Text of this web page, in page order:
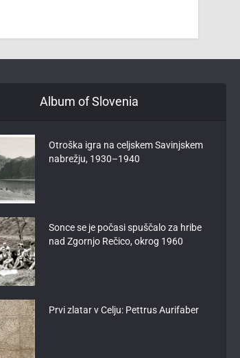
Album of Slovenia
Otroška igra na celjskem Savinjskem
nabrežju, 1930–1940
Sonce se je počasi spuščalo za hribe
nad Zgornjo Rečico, okrog 1960
Prvi zlatar v Celju: Pettrus Aurifaber